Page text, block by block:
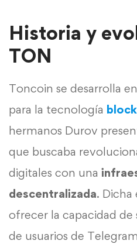
Historia y
TON
Toncoin se desarrolla
para la tecnología
hermanos Durov
que buscaba
digitales con una
descentralizada.
ofrecer la capacidad
de usuarios de